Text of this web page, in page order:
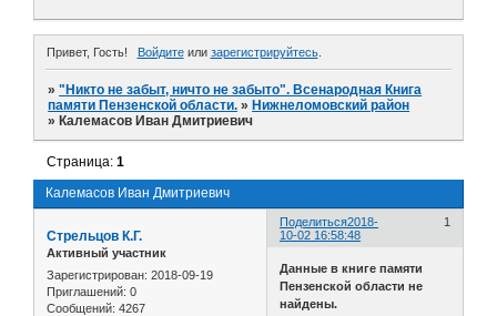
Привет, Гость! Войдитеили зарегистрируйтесь.
»"Никто не забыт, ничто не забыто". Всенародная Книга
памяти Пензенской области. » Нижнеломовский район
» Калемасов Иван Дмитриевич
Калемасов Иван Дмитриевич
Страница:1
Поделиться 1
2018-
10-02 16:58:48
Стрельцов К.Г.
Активный участник
Зарегистрирован: 2018-09-19
Приглашений: 0
Сообщений: 4267
Данные в книге памяти
Пензенской области не
найдены.